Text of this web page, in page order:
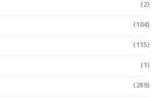
(2)
(104)
(115)
(1)
(289)